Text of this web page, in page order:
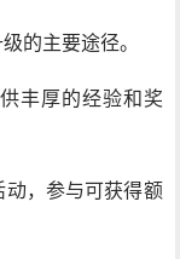
的主要途径。
丰厚的经验和奖
，参与可获得额